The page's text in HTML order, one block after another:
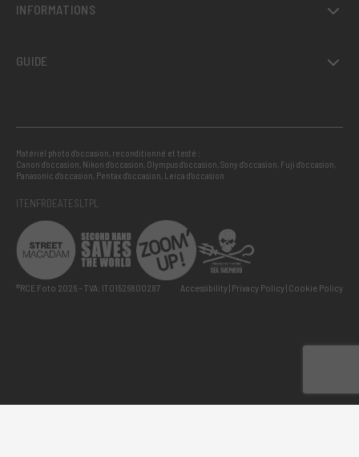
INFORMATIONS
GUIDE
Matériel photo d’occasion, reconditionné et testé :
Canon d’occasion, Nikon d’occasion, Olympus d’occasion,Sony d’occasion, Fuji d’occasion,
Panasonic d’occasion, Pentax d’occasion, Leica d’occasion
ITENFRDEATESLTPL
®RCE Foto 2026 – TVA: IT01526800287 Accessibility Privacy Policy Cookie Policy